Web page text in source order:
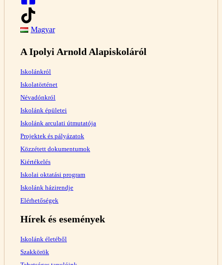
Magyar
A Ipolyi Arnold Alapiskoláról
Iskolánkról
Iskolatörténet
Névadónkról
Iskolánk épületei
Iskolánk arculati útmutatója
Projektek és pályázatok
Közzétett dokumentumok
Kiértékelés
Iskolai oktatási program
Iskolánk házirendje
Elérhetőségek
Hírek és események
Iskolánk életéből
Szakkörök